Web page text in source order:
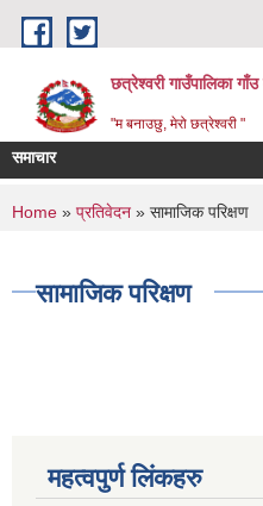
Skip to main content
छत्रेश्वरी गाउँपालिका गाँउ
"म बनाउछु, मेरो छत्रेश्वरी "
समाचार
You are here
Home » प्रतिवेदन » सामाजिक परिक्षण
सामाजिक परिक्षण
महत्वपुर्ण लिंकहरु